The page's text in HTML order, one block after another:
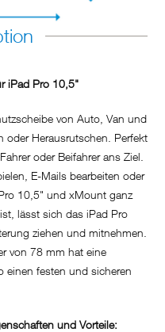
iPad Pro 10,5"
von Auto, Van und
oder Herausrutschen. Perfekt
oder Beifahrer ans Ziel.
E-Mails bearbeiten oder
10,5" und xMount ganz
lässt sich das iPad Pro
ziehen und mitnehmen.
von 78 mm hat eine
einen festen und sicheren
und Vorteile: